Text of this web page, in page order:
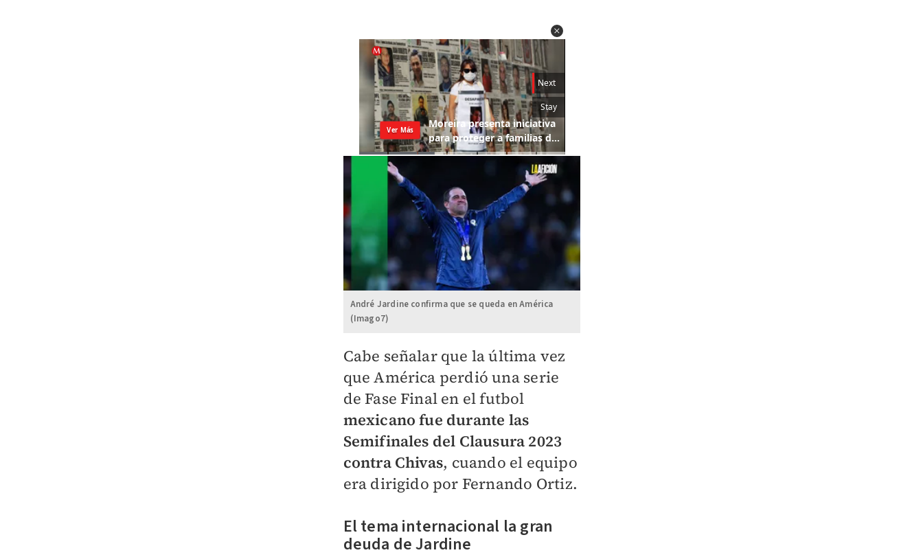
André Jardine confirma que se queda en América
(Imago7)
Cabe señalar que la última vez
que América perdió una serie
de Fase Final en el futbol
mexicano fue durante las
Semifinales del Clausura 2023
contra Chivas, cuando el equipo
era dirigido por Fernando Ortiz.
El tema internacional la gran
deuda de Jardine